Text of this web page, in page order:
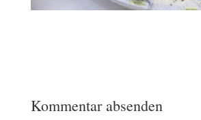
Kommentar absenden